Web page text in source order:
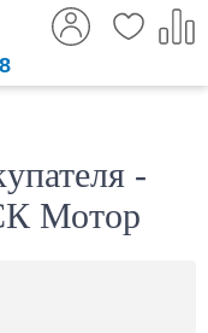
-
Мотор